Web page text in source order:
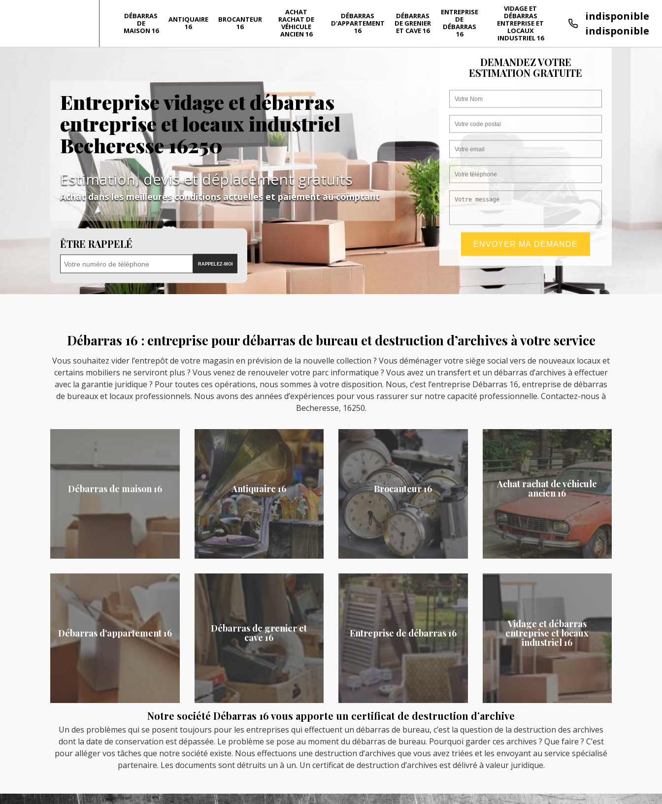
DÉBARRAS
DE
MAISON 16
ANTIQUAIRE
16
BROCANTEUR
16
ACHAT
RACHAT DE
VÉHICULE
ANCIEN 16
DÉBARRAS
D'APPARTEMENT
16
DÉBARRAS
DE GRENIER
ET CAVE 16
ENTREPRISE
DE
DÉBARRAS
16
VIDAGE ET
DÉBARRAS
ENTREPRISE ET
LOCAUX
INDUSTRIEL 16
indisponible
indisponible
Entreprise vidage et débarras
entreprise et locaux industriel
Becheresse 16250
Estimation, devis et déplacement gratuits
Achat dans les meilleures conditions actuelles et paiement au comptant
ÊTRE RAPPELÉ
DEMANDEZ VOTRE
ESTIMATION GRATUITE
Débarras 16 : entreprise pour débarras de bureau et destruction d’archives à votre service
Vous souhaitez vider l’entrepôt de votre magasin en prévision de la nouvelle collection ? Vous déménager votre siège social vers de nouveaux locaux et
certains mobiliers ne serviront plus ? Vous venez de renouveler votre parc informatique ? Vous avez un transfert et un débarras d’archives à effectuer
avec la garantie juridique ? Pour toutes ces opérations, nous sommes à votre disposition. Nous, c’est l’entreprise Débarras 16, entreprise de débarras
de bureaux et locaux professionnels. Nous avons des années d’expériences pour vous rassurer sur notre capacité professionnelle. Contactez-nous à
Becheresse, 16250.
Débarras de maison 16 Antiquaire 16 Brocanteur 16 Achat rachat de véhicule
ancien 16
Débarras d'appartement 16 Débarras de grenier et
cave 16 Entreprise de débarras 16
Vidage et débarras
entreprise et locaux
industriel 16
Notre société Débarras 16 vous apporte un certificat de destruction d’archive
Un des problèmes qui se posent toujours pour les entreprises qui effectuent un débarras de bureau, c’est la question de la destruction des archives
dont la date de conservation est dépassée. Le problème se pose au moment du débarras de bureau. Pourquoi garder ces archives ? Que faire ? C’est
pour alléger vos tâches que notre société existe. Nous effectuons une destruction d’archives que vous avez triées et les envoyant au service spécialisé
partenaire. Les documents sont détruits un à un. Un certificat de destruction d’archives est délivré à valeur juridique.